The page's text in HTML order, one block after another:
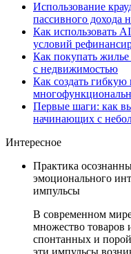
Использование
пассивного дохода
Как использовать
условий
Как покупать
с недвижимостью
Как создать
Первые шаги: как
начинающих с
Интересное
Практика
эмоционального
импульсы
В современном
множество товаров
спонтанных и